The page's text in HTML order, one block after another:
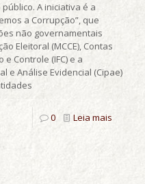
A iniciativa é a
a Corrupção”, que
não governamentais
Eleitoral (MCCE), Contas
Controle (IFC) e a
e Análise Evidencial (Cipae)
0 Leia mais